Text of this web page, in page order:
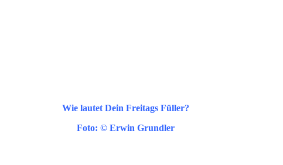
Wie lautet Dein Freitags Füller?
Foto: © Erwin Grundler